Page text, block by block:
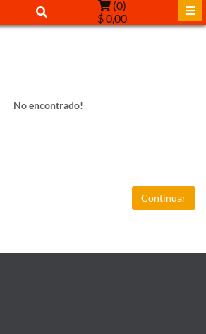
(0)
$ 0,00
No encontrado!
Continuar